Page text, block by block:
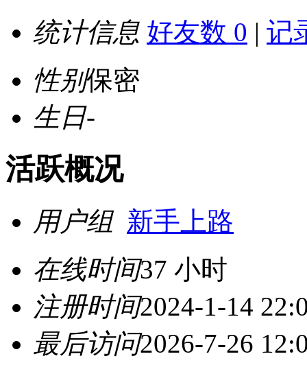
统计信息 好友数 0 | 记
性别保密
生日-
活跃概况
用户组 新手上路
在线时间37 小时
注册时间2024-1-14
最后访问2026-7-26